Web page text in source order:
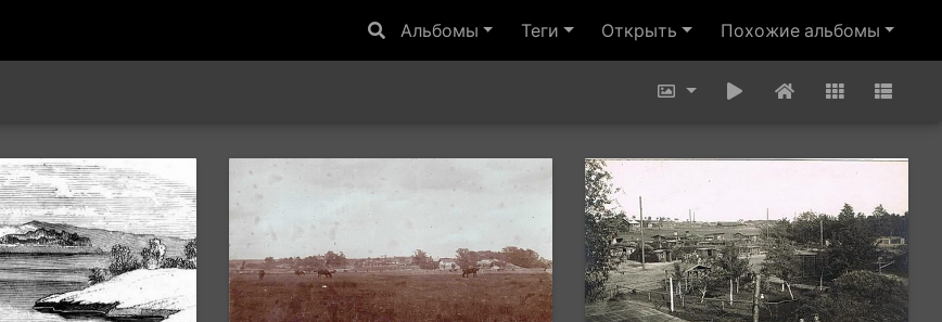
Альбомы Теги Открыть Похожие альбомы